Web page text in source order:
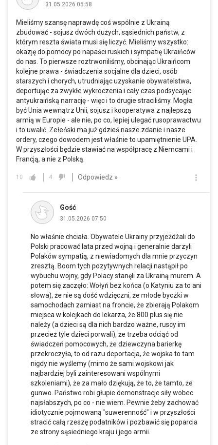
31.05.2026 05:58
Mieliśmy szansę naprawdę coś wspólnie z Ukrainą
zbudować - sojusz dwóch dużych, sąsiednich państw, z
którym reszta świata musi się liczyć. Mieliśmy wszystko:
okazję do pomocy po napaści ruskich i sympatię Ukraińców
do nas. To pierwsze roztrwoniliśmy, obcinając Ukraińcom
kolejne prawa - świadczenia socjalne dla dzieci, osób
starszych i chorych, utrudniając uzyskanie obywatelstwa,
deportując za zwykłe wykroczenia i cały czas podsycając
antyukraińską narrację - więc i to drugie straciliśmy. Mogła
być Unia wewnątrz Unii, sojusz i kooperatywa z najlepszą
armią w Europie - ale nie, po co, lepiej ulegać rusoprawactwu
i to uwalić. Zełeński ma już gdzieś nasze zdanie i nasze
ordery, czego dowodem jest właśnie to upamiętnienie UPA.
W przyszłości będzie stawiać na współpracę z Niemcami i
Francją, a nie z Polską.
10 4 Odpowiedz »
Gość
31.05.2026 07:50
No właśnie chciała. Obywatele Ukrainy przyjeżdżali do
Polski pracować lata przed wojną i generalnie darzyli
Polaków sympatią, z niewiadomych dla mnie przyczyn
zresztą. Boom tych pozytywnych relacji nastąpił po
wybuchu wojny, gdy Polacy stanęli za Ukrainą murem. A
potem się zaczęło: Wołyń bez końca (o Katyniu za to ani
słowa), że nie są dość wdzięczni, że młode byczki w
samochodach zamiast na froncie, że zbierają Polakom
miejsca w kolejkach do lekarza, że 800 plus się nie
należy (a dzieci są dla nich bardzo ważne, ruscy im
przecież tyle dzieci porwali), że trzeba odciąć od
świadczeń pomocowych, że dziewczyna barierkę
przekroczyła, to od razu deportacja, że wojska to tam
nigdy nie wyślemy (mimo że sami wojskowi jak
najbardziej byli zainteresowani wspólnymi
szkoleniami), że za mało dziękują, że to, że tamto, że
gunwo. Państwo robi głupie demonstracje siły wobec
najsłabszych, po co - nie wiem. Pewnie żeby zachować
idiotycznie pojmowaną "suwerenność" i w przyszłości
stracić całą rzeszę podatników i pozbawić się poparcia
ze strony sąsiedniego kraju i jego armii.